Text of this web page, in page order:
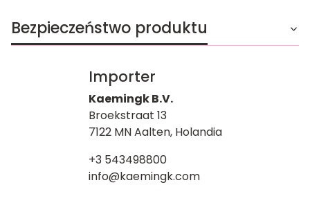
Bezpieczeństwo produktu
Importer
Kaemingk B.V.
Broekstraat 13
7122 MN Aalten, Holandia
+3 543498800
info@kaemingk.com